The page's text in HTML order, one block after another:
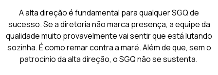
A alta direção é fundamental para qualquer SGQ de
sucesso. Se a diretoria não marca presença, a equipe da
qualidade muito provavelmente vai sentir que está lutando
sozinha. É como remar contra a maré. Além de que, sem o
patrocínio da alta direção, o SGQ não se sustenta.